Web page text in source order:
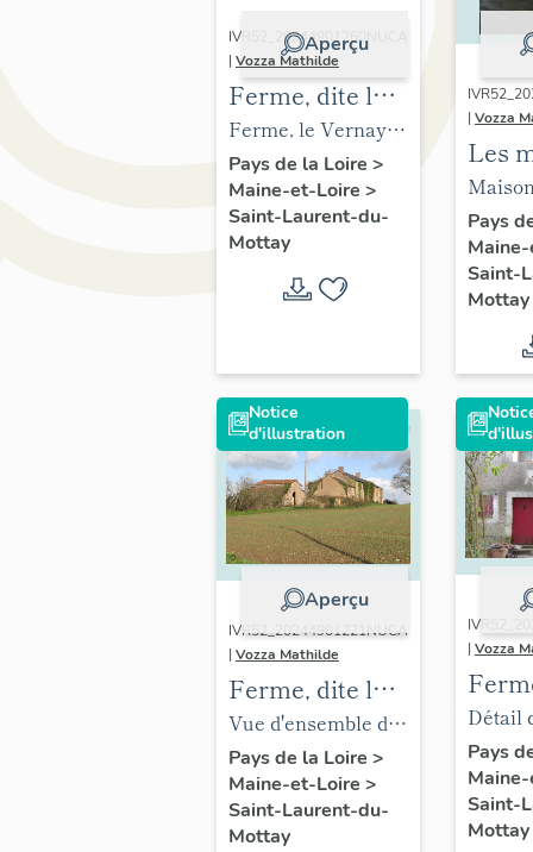
Aperçu
IVR52_20244901260NUCA
| Vozza Mathilde
Ferme, dite le
Vernay
Ferme, le Vernay,
Saint-Laurent-du-
Mottay.
Pays de la Loire >
Maine-et-Loire >
Saint-Laurent-du-
Mottay
| Vozza
Les
les
du-
Mare,
Pays
Saint-
Mottay
Notice
d'illustration
Aperçu
IVR52_20244901221NUCA
| Vozza Mathilde
Ferme, dite la
Ménardière
Vue d'ensemble de
la ferme de la
Ménardière, Saint-
Laurent-du-Mottay.
Pays de la Loire >
Maine-et-Loire >
Saint-Laurent-du-
Mottay
| Vozza
Détail
nord,
Pays
Saint-
Mottay